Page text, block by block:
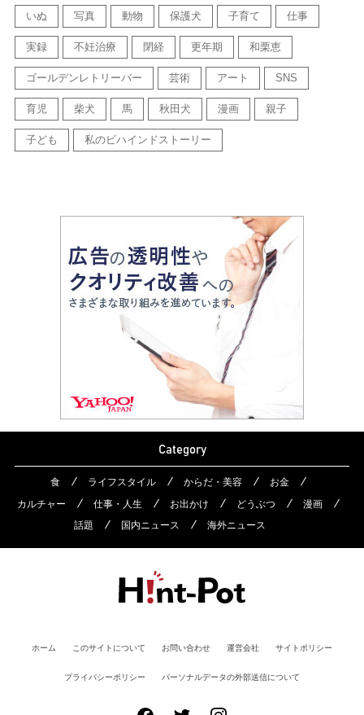
いぬ 写真 動物 保護犬 子育て 仕事
実録 不妊治療 閉経 更年期 和栗恵
ゴールデンレトリーバー 芸術 アート SNS
育児 柴犬 馬 秋田犬 漫画 親子
子ども 私のビハインドストーリー
Category
食 ライフスタイル からだ・美容
お金
カルチャー
仕事・人生 お出かけ どうぶつ
漫画
話題
国内ニュース 海外ニュース
ホーム このサイトについて お問い合わせ 運営会社 サイトポリシー
プライバシーポリシー パーソナルデータの外部送信について